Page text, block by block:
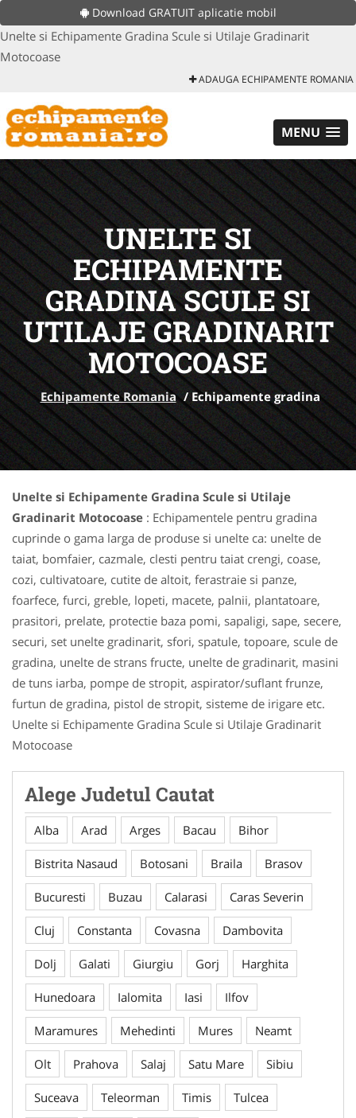
Download GRATUIT aplicatie mobil
Unelte si Echipamente Gradina Scule si Utilaje Gradinarit
Motocoase
ADAUGA ECHIPAMENTE ROMANIA
MENU
UNELTE SI
ECHIPAMENTE
GRADINA SCULE SI
UTILAJE GRADINARIT
MOTOCOASE
Echipamente Romania /Echipamente gradina
Unelte si Echipamente Gradina Scule si Utilaje
Gradinarit Motocoase : Echipamentele pentru gradina
cuprinde o gama larga de produse si unelte ca: unelte de
taiat, bomfaier, cazmale, clesti pentru taiat crengi, coase,
cozi, cultivatoare, cutite de altoit, ferastraie si panze,
foarfece, furci, greble, lopeti, macete, palnii, plantatoare,
prasitori, prelate, protectie baza pomi, sapaligi, sape, secere,
securi, set unelte gradinarit, sfori, spatule, topoare, scule de
gradina, unelte de strans fructe, unelte de gradinarit, masini
de tuns iarba, pompe de stropit, aspirator/suflant frunze,
furtun de gradina, pistol de stropit, sisteme de irigare etc.
Unelte si Echipamente Gradina Scule si Utilaje Gradinarit
Motocoase
Alege Judetul Cautat
Alba Arad Arges Bacau Bihor
Bistrita Nasaud Botosani Braila Brasov
Bucuresti Buzau Calarasi Caras Severin
Cluj Constanta Covasna Dambovita
Dolj Galati Giurgiu Gorj Harghita
Hunedoara Ialomita Iasi Ilfov
Maramures Mehedinti Mures Neamt
Olt Prahova Salaj Satu Mare Sibiu
Suceava Teleorman Timis Tulcea